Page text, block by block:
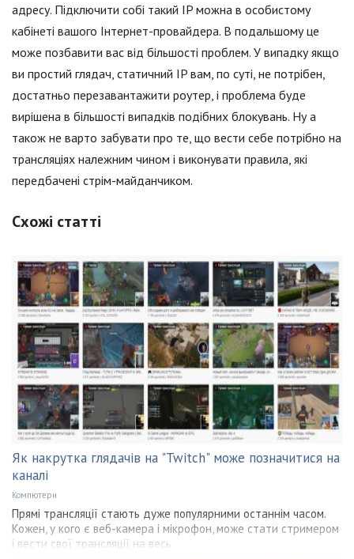
адресу. Підключити собі такий IP можна в особистому
кабінеті вашого Інтернет-провайдера. В подальшому це
може позбавити вас від більшості проблем. У випадку якщо
ви простий глядач, статичний IP вам, по суті, не потрібен,
достатньо перезавантажити роутер, і проблема буде
вирішена в більшості випадків подібних блокувань. Ну а
також не варто забувати про те, що вести себе потрібно на
трансляціях належним чином і виконувати правила, які
передбачені стрім-майданчиком.
Схожі статті
Як накрутка глядачів на "Twitch" може позначитися на
каналі
Компютери
Прямі трансляції стають дуже популярними останнім часом.
Кожен, у кого є веб-камера і мікрофон, може стати стримером
і вести свої трансляції на весь